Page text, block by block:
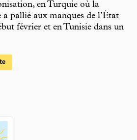
en Turquie où la
pallié aux manques de l’État
février et en Tunisie dans un